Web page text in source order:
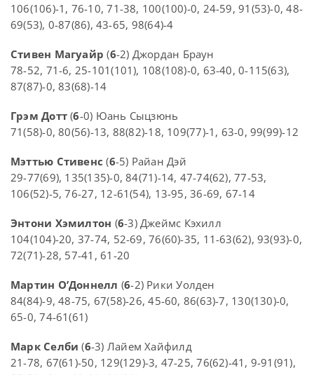
106(106)-1, 76-10, 71-38, 100(100)-0, 24-59, 91(53)-0, 48-
69(53), 0-87(86), 43-65, 98(64)-4
Стивен Магуайр (6-2) Джордан Браун
78-52, 71-6, 25-101(101), 108(108)-0, 63-40, 0-115(63),
87(87)-0, 83(68)-14
Грэм Дотт (6-0) Юань Сыцзюнь
71(58)-0, 80(56)-13, 88(82)-18, 109(77)-1, 63-0, 99(99)-12
Мэттью Стивенс (6-5) Райан Дэй
29-77(69), 135(135)-0, 84(71)-14, 47-74(62), 77-53,
106(52)-5, 76-27, 12-61(54), 13-95, 36-69, 67-14
Энтони Хэмилтон (6-3) Джеймс Кэхилл
104(104)-20, 37-74, 52-69, 76(60)-35, 11-63(62), 93(93)-0,
72(71)-28, 57-41, 61-20
Мартин О’Доннелл (6-2) Рики Уолден
84(84)-9, 48-75, 67(58)-26, 45-60, 86(63)-7, 130(130)-0,
65-0, 74-61(61)
Марк Селби (6-3) Лайем Хайфилд
21-78, 67(61)-50, 129(129)-3, 47-25, 76(62)-41, 9-91(91),